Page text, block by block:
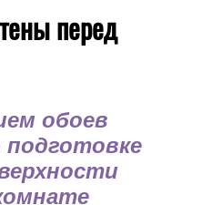
мы работаем по
и НЕ выделяем
перед